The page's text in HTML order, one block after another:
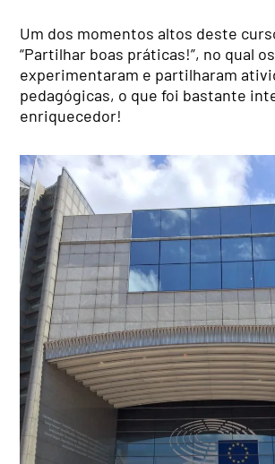
Um dos momentos altos deste
“Partilhar boas práticas!”, no qual
experimentaram e partilharam
pedagógicas, o que foi bastante
enriquecedor!